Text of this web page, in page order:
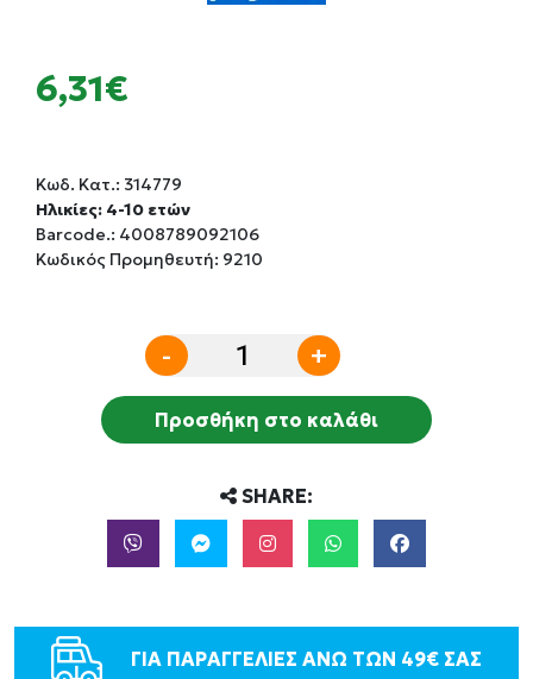
6,31€
Κωδ. Κατ.: 314779
Ηλικίες: 4-10 ετών
Barcode.: 4008789092106
Κωδικός Προμηθευτή: 9210
- +
Προσθήκη στο καλάθι
SHARE:
ΓΙΑ ΠΑΡΑΓΓΕΛΙΕΣ ΑΝΩ ΤΩΝ 49€ ΣΑΣ